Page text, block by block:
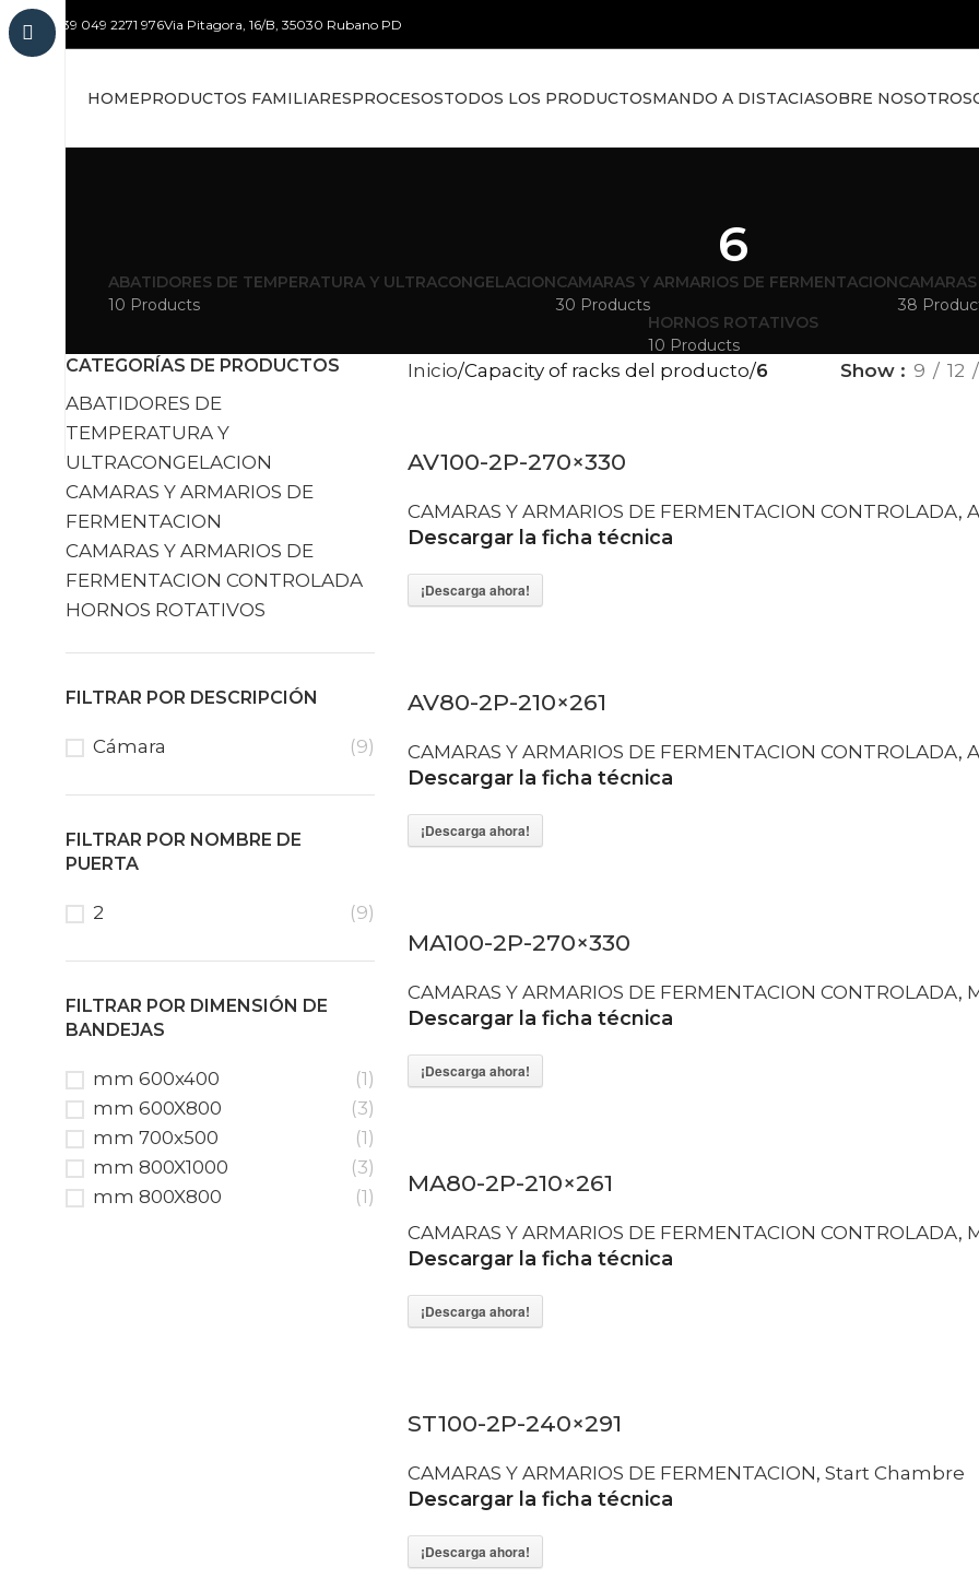
+39 049 2271 976Via Pitagora, 16/B, 35030 Rubano PD
HOMEPRODUCTOS FAMILIARESPROCESOSTODOS LOS PRODUCTOSMANDO A DISTACIASOBRE NOSOTROS
6
ABATIDORES DE TEMPERATURA Y ULTRACONGELACION
10 Products
CAMARAS Y ARMARIOS DE FERMENTACION
30 Products
38
HORNOS ROTATIVOS
10 Products
CATEGORÍAS DE PRODUCTOS
ABATIDORES DE
TEMPERATURA Y
ULTRACONGELACION
CAMARAS Y ARMARIOS DE
FERMENTACION
CAMARAS Y ARMARIOS DE
FERMENTACION CONTROLADA
HORNOS ROTATIVOS
FILTRAR POR DESCRIPCIÓN
Cámara (9)
FILTRAR POR NOMBRE DE
PUERTA
2 (9)
FILTRAR POR DIMENSIÓN DE
BANDEJAS
mm 600x400
(1)
mm 600X800
(3)
mm 700x500
(1)
mm 800X1000
(3)
mm 800X800
(1)
Inicio Capacity of racks del producto 6 Show 9 12
AV100-2P-270×330
CAMARAS Y ARMARIOS DE FERMENTACION CONTROLADA,
Descargar la ficha técnica
¡Descarga ahora!
AV80-2P-210×261
CAMARAS Y ARMARIOS DE FERMENTACION CONTROLADA,
Descargar la ficha técnica
¡Descarga ahora!
MA100-2P-270×330
CAMARAS Y ARMARIOS DE FERMENTACION CONTROLADA,
Descargar la ficha técnica
¡Descarga ahora!
MA80-2P-210×261
CAMARAS Y ARMARIOS DE FERMENTACION CONTROLADA,
Descargar la ficha técnica
¡Descarga ahora!
ST100-2P-240×291
CAMARAS Y ARMARIOS DE FERMENTACION, Start Chambre
Descargar la ficha técnica
¡Descarga ahora!